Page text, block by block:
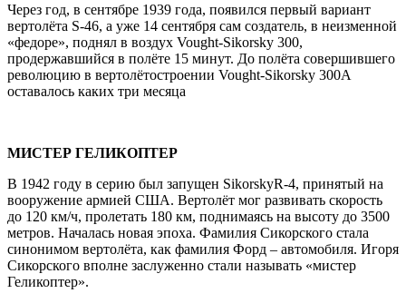
Через год, в сентябре 1939 года, появился первый вариант
вертолёта S-46, а уже 14 сентября сам создатель, в неизменной
«федоре», поднял в воздух Vought-Sikorsky 300,
продержавшийся в полёте 15 минут. До полёта совершившего
революцию в вертолётостроении Vought-Sikorsky 300А
оставалось каких три месяца
МИСТЕР ГЕЛИКОПТЕР
В 1942 году в серию был запущен SikorskyR-4, принятый на
вооружение армией США. Вертолёт мог развивать скорость
до 120 км/ч, пролетать 180 км, поднимаясь на высоту до 3500
метров. Началась новая эпоха. Фамилия Сикорского стала
синонимом вертолёта, как фамилия Форд – автомобиля. Игоря
Сикорского вполне заслуженно стали называть «мистер
Геликоптер».